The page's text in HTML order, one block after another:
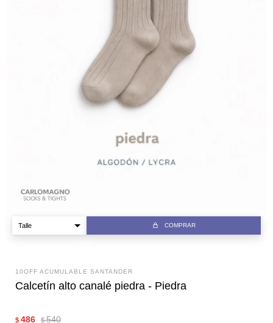
COMPRAR
10OFF ACUMULABLE SANTANDER
Calcetín alto canalé piedra - Piedra
$ 486 $ 540